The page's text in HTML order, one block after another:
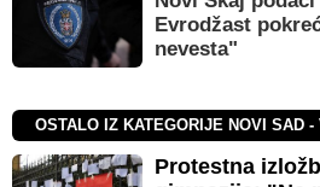
Evrodžast
nevesta"
OSTALO IZ KATEGORIJE NOVI SAD -
Protestna